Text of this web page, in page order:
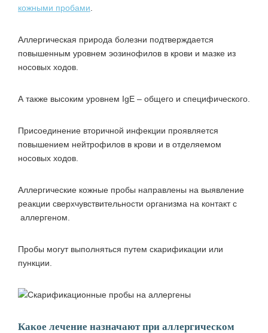
кожными пробами
Аллергическая природа болезни подтверждается
повышенным уровнем эозинофилов в крови и мазке из
носовых ходов.
А также высоким уровнем IgE – общего и специфического.
Присоединение вторичной инфекции проявляется
повышением нейтрофилов в крови и в отделяемом
носовых ходов.
Аллергические кожные пробы направлены на выявление
реакции сверхчувствительности организма на контакт с
аллергеном.
Пробы могут выполняться путем скарификации или
пункции.
Какое лечение назначают при аллергическом